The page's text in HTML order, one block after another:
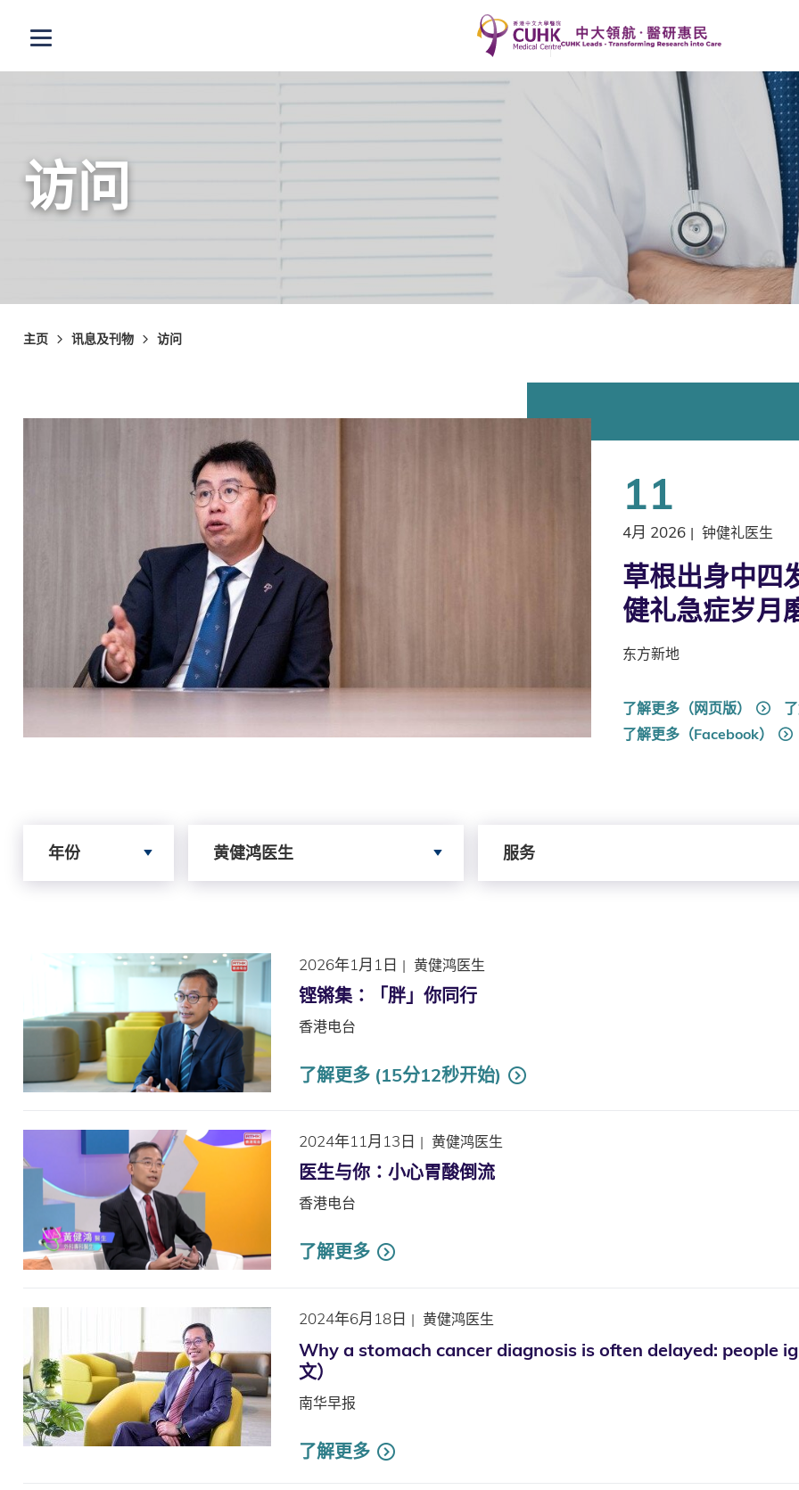
打开选单
访问
主页 讯息及刊物 访问
11
4月 2026 | 钟健礼医生
草根出身中四
健礼急症岁月
东方新地
了解更多（网页版）
了解更多（Facebook）
年份 黄健鸿医生 服务
2026年1月1日 | 黄健鸿医生
铿锵集∶「胖」你同行
香港电台
了解更多 (15分12秒开始)
2024年11月13日 | 黄健鸿医生
医生与你∶小心胃酸倒流
香港电台
了解更多
2024年6月18日 | 黄健鸿医生
Why a stomach cancer diagnosis is often delayed: people
文）
南华早报
了解更多